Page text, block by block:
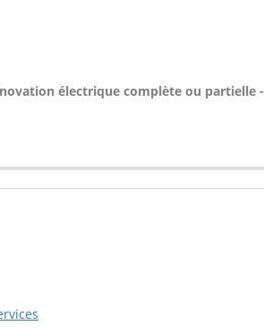
électrique complète ou partielle -